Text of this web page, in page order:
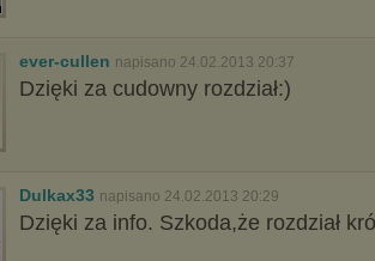
ever-cullen napisano 24.02.2013 20:37
Dzięki za cudowny rozdział:)
Dulkax33 napisano 24.02.2013 20:29
Dzięki za info. Szkoda,że rozdział